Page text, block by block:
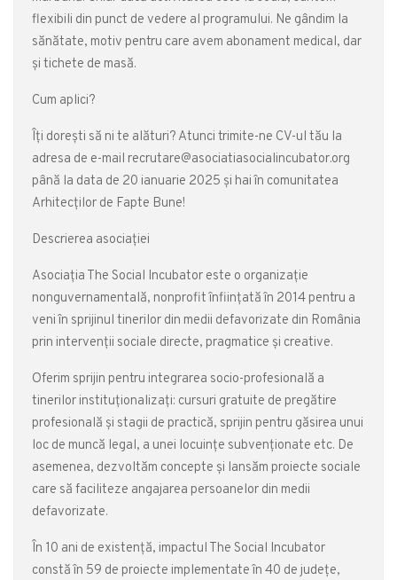
flexibili din punct de vedere al programului. Ne gândim la
sănătate, motiv pentru care avem abonament medical, dar
și tichete de masă.
Cum aplici?
Îți dorești să ni te alături? Atunci trimite-ne CV-ul tău la
adresa de e-mail recrutare@asociatiasocialincubator.org
până la data de 20 ianuarie 2025 și hai în comunitatea
Arhitecților de Fapte Bune!
Descrierea asociației
Asociația The Social Incubator este o organizație
nonguvernamentală, nonprofit înființată în 2014 pentru a
veni în sprijinul tinerilor din medii defavorizate din România
prin intervenții sociale directe, pragmatice și creative.
Oferim sprijin pentru integrarea socio-profesională a
tinerilor instituționalizați: cursuri gratuite de pregătire
profesională și stagii de practică, sprijin pentru găsirea unui
loc de muncă legal, a unei locuințe subvenționate etc. De
asemenea, dezvoltăm concepte și lansăm proiecte sociale
care să faciliteze angajarea persoanelor din medii
defavorizate.
În 10 ani de existență, impactul The Social Incubator
constă în 59 de proiecte implementate în 40 de județe,